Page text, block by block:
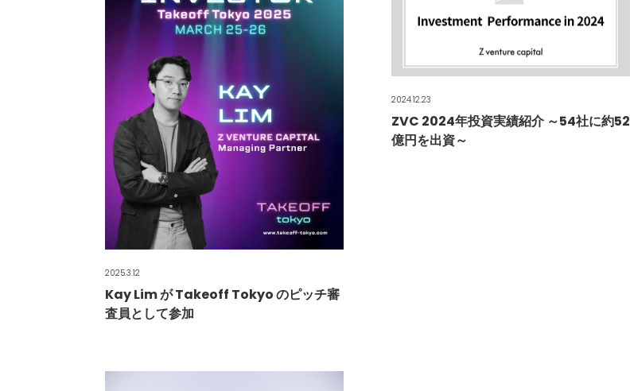
2025.3.12
Kay Lim が Takeoff Tokyo のピッチ審
査員として参加
2024.12.23
ZVC 2024年投資実績紹介 ～54社に約52
億円を出資～